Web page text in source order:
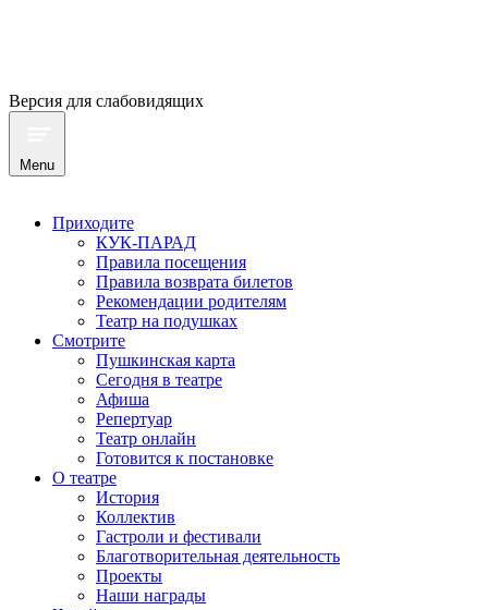
Версия для слабовидящих
Menu
Приходите
КУК-ПАРАД
Правила посещения
Правила возврата билетов
Рекомендации родителям
Театр на подушках
Смотрите
Пушкинская карта
Сегодня в театре
Афиша
Репертуар
Театр онлайн
Готовится к постановке
О театре
История
Коллектив
Гастроли и фестивали
Благотворительная деятельность
Проекты
Наши награды